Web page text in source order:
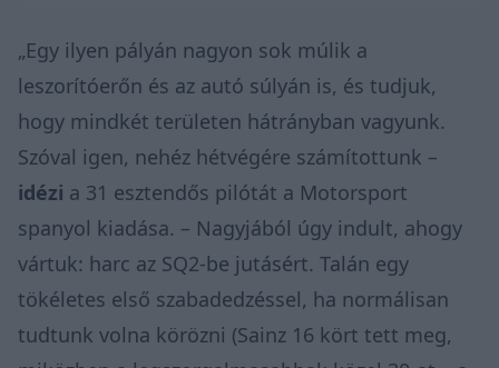
„Egy ilyen pályán nagyon sok múlik a
leszorítóerőn és az autó súlyán is, és tudjuk,
hogy mindkét területen hátrányban vagyunk.
Szóval igen, nehéz hétvégére számítottunk –
idézi a 31 esztendős pilótát a Motorsport
spanyol kiadása. – Nagyjából úgy indult, ahogy
vártuk: harc az SQ2-be jutásért. Talán egy
tökéletes első szabadedzéssel, ha normálisan
tudtunk volna körözni (Sainz 16 kört tett meg,